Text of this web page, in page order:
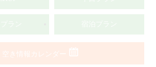
空き情報カレンダー